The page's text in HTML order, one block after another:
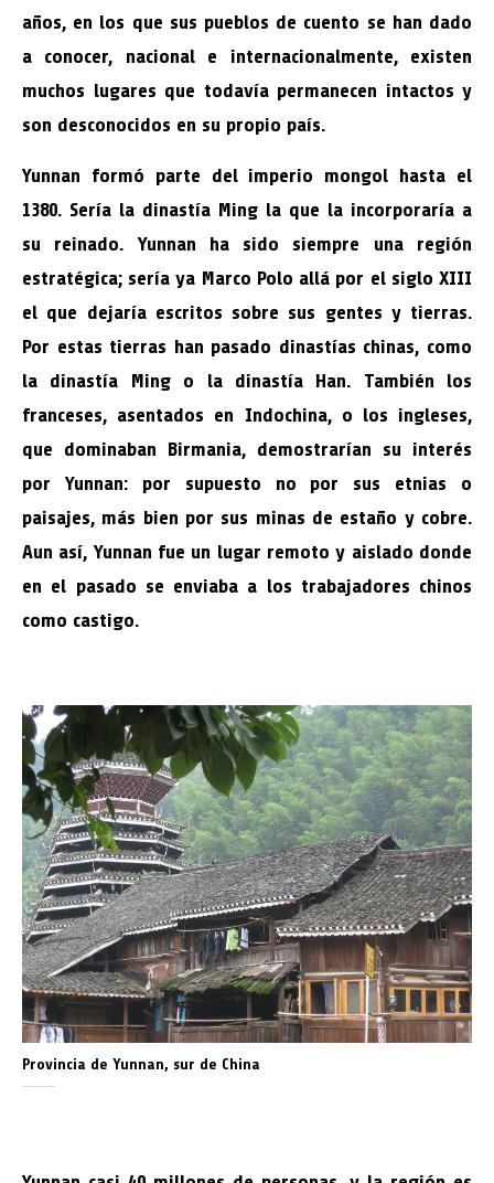
años, en los que sus pueblos de cuento se han dado
a conocer, nacional e internacionalmente, existen
muchos lugares que todavía permanecen intactos y
son desconocidos en su propio país.
Yunnan formó parte del imperio mongol hasta el
1380. Sería la dinastía Ming la que la incorporaría a
su reinado. Yunnan ha sido siempre una región
estratégica; sería ya Marco Polo allá por el siglo XIII
el que dejaría escritos sobre sus gentes y tierras.
Por estas tierras han pasado dinastías chinas, como
la dinastía Ming o la dinastía Han. También los
franceses, asentados en Indochina, o los ingleses,
que dominaban Birmania, demostrarían su interés
por Yunnan: por supuesto no por sus etnias o
paisajes, más bien por sus minas de estaño y cobre.
Aun así, Yunnan fue un lugar remoto y aislado donde
en el pasado se enviaba a los trabajadores chinos
como castigo.
Provincia de Yunnan, sur de China